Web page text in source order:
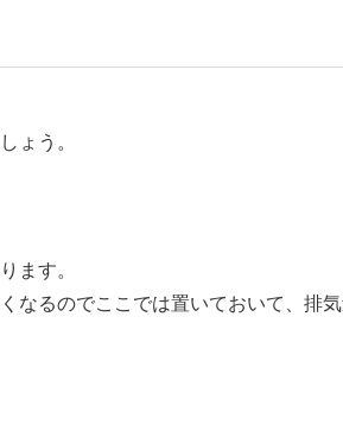
ょう。
ます。
なるのでここでは置いておいて、排